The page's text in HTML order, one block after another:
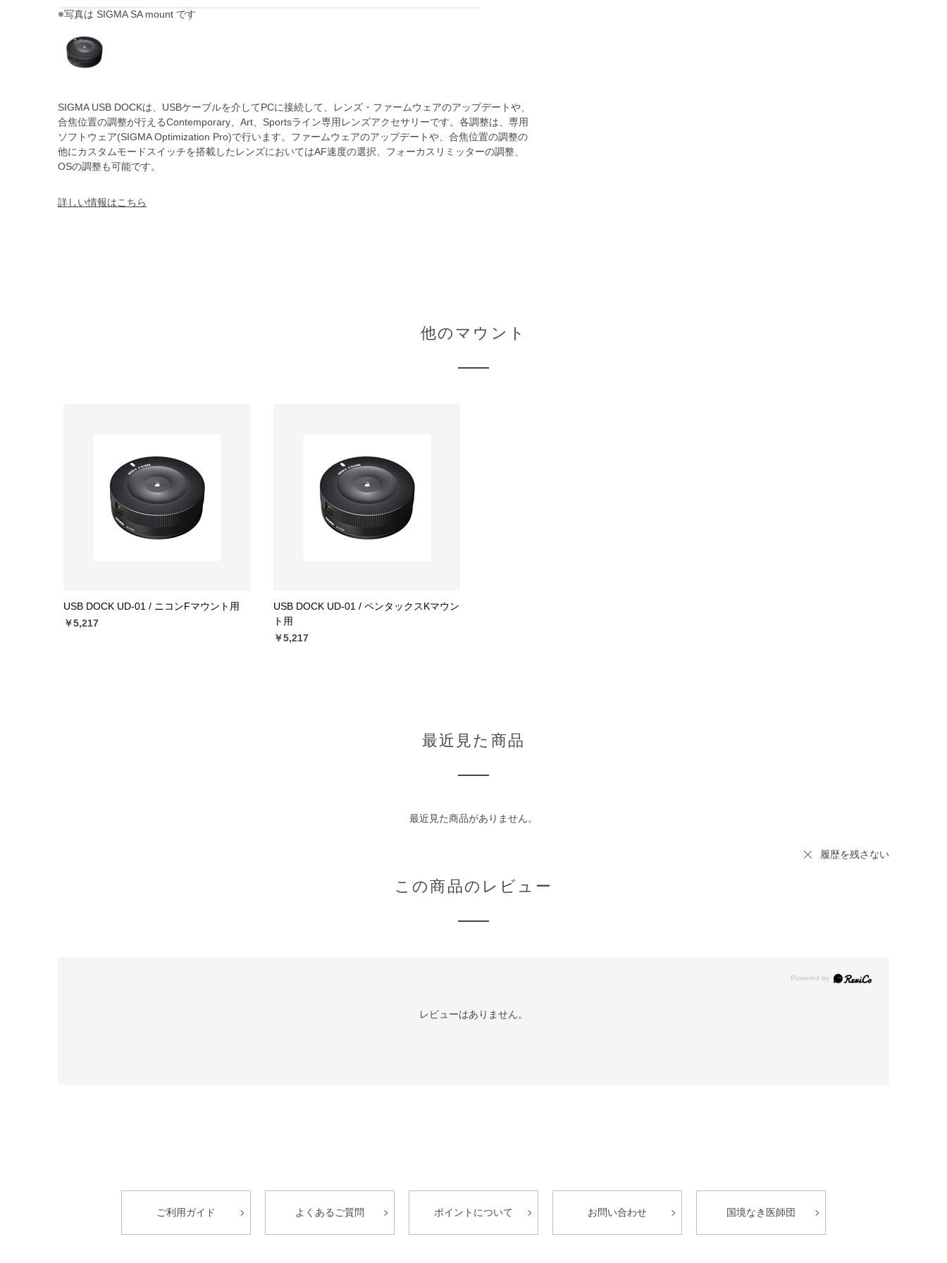
※写真は SIGMA SA mount です
SIGMA USB DOCKは、USBケーブルを介してPCに接続して、レンズ・ファームウェアのアップデートや、
合焦位置の調整が行えるContemporary、Art、Sportsライン専用レンズアクセサリーです。各調整は、専用
ソフトウェア(SIGMA Optimization Pro)で行います。ファームウェアのアップデートや、合焦位置の調整の
他にカスタムモードスイッチを搭載したレンズにおいてはAF速度の選択、フォーカスリミッターの調整、
OSの調整も可能です。
詳しい情報はこちら
他のマウント
USB DOCK UD-01 / ニコンFマウント用
￥5,217
USB DOCK UD-01 / ペンタックスKマウン
ト用
￥5,217
最近見た商品
最近見た商品がありません。
履歴を残さない
この商品のレビュー
レビューはありません。
ご利用ガイド よくあるご質問 ポイントについて お問い合わせ 国境なき医師団